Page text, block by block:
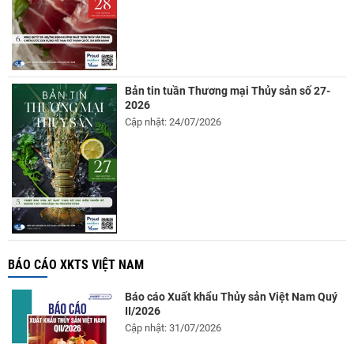
Bản tin tuần Thương mại Thủy sản số 27-
2026
Cập nhật: 24/07/2026
BÁO CÁO XKTS VIỆT NAM
Báo cáo Xuất khẩu Thủy sản Việt Nam Quý
II/2026
Cập nhật: 31/07/2026